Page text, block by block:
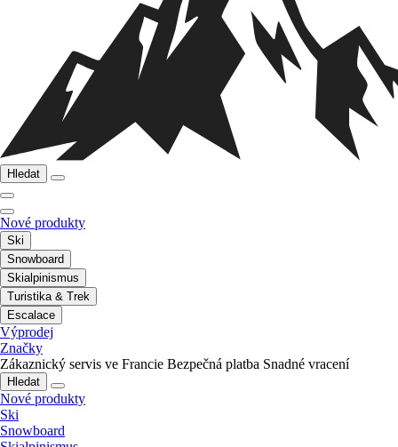
Hledat
Nové produkty
Ski
Snowboard
Skialpinismus
Turistika & Trek
Escalace
Výprodej
Značky
Zákaznický servis ve Francie Bezpečná platba Snadné vracení
Hledat
Nové produkty
Ski
Snowboard